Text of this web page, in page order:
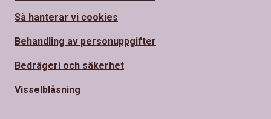
Så hanterar vi cookies
Behandling av personuppgifter
Bedrägeri och säkerhet
Visselblåsning